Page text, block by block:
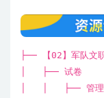
├── 【02】军队文
│ ├── 试卷
│ │ ├── 管理学